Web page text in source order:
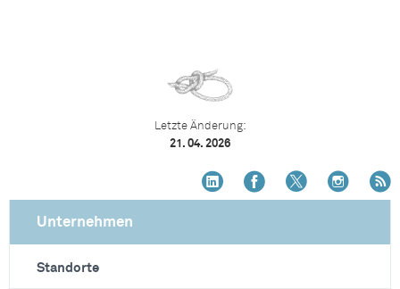
Letzte Änderung:
21. 04. 2026
Unternehmen
Standorte